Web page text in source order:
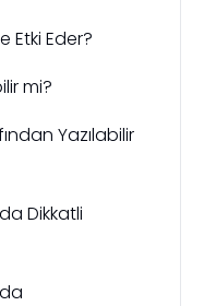
Etki Eder?
mi?
Yazılabilir
Dikkatli